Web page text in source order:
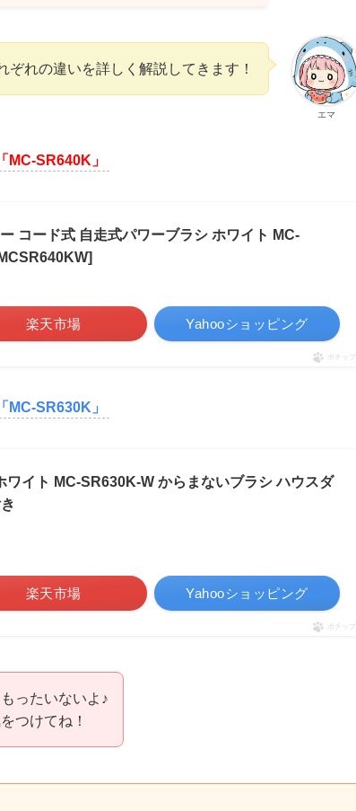
エマ
ぞれの違いを詳しく解説してきます！
SR640K」
コード式 自走式パワーブラシ ホワイト MC-
楽天市場 Yahooショッピング
ポチップ
SR630K」
イト MC-SR630K-W からまないブラシ ハウスダ
楽天市場 Yahooショッピング
ポチップ
ったいないよ♪
つけてね！